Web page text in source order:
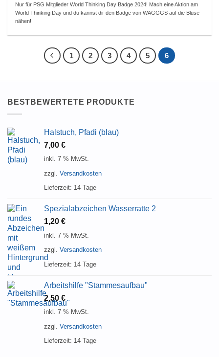
Nur für PSG Mitglieder World Thinking Day Badge 2024! Mach eine Aktion am
World Thinking Day und du kannst dir den Badge von WAGGGS auf die Bluse
nähen!
1 2 3 4 5 6
BESTBEWERTETE PRODUKTE
Halstuch, Pfadi (blau)
7,00 €
inkl. 7 % MwSt.
zzgl. Versandkosten
Lieferzeit: 14 Tage
Spezialabzeichen Wasserratte 2
1,20 €
inkl. 7 % MwSt.
zzgl. Versandkosten
Lieferzeit: 14 Tage
Arbeitshilfe "Stammesaufbau"
2,50 €
inkl. 7 % MwSt.
zzgl. Versandkosten
Lieferzeit: 14 Tage